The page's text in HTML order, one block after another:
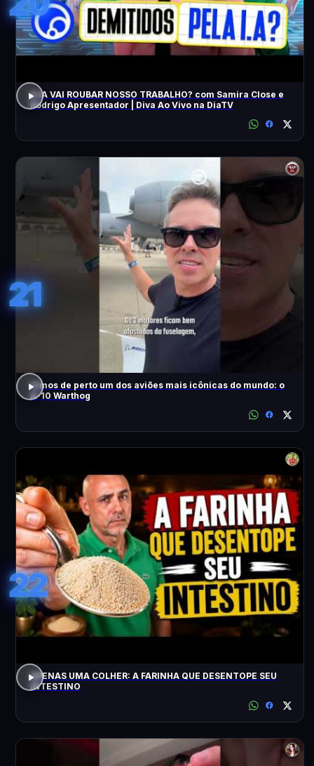
A IA VAI ROUBAR NOSSO TRABALHO? com Samira Close e
Rodrigo Apresentador | Diva Ao Vivo na DiaTV
21
Vimos de perto um dos aviões mais icônicas do mundo: o
A-10 Warthog
22
APENAS UMA COLHER: A FARINHA QUE DESENTOPE SEU
INTESTINO